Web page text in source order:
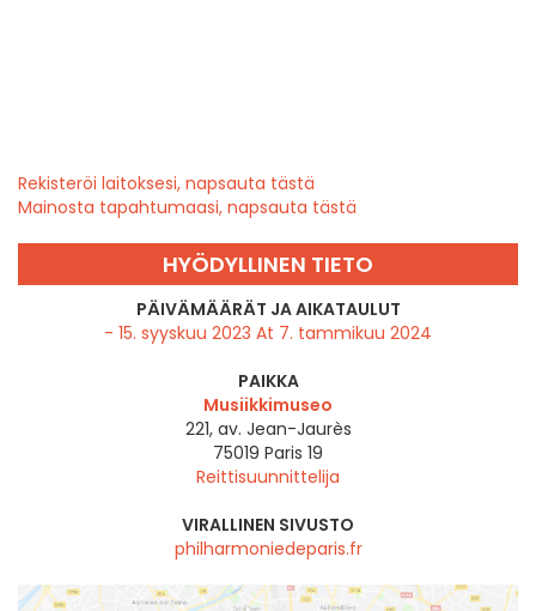
Rekisteröi laitoksesi, napsauta tästä
Mainosta tapahtumaasi, napsauta tästä
HYÖDYLLINEN TIETO
PÄIVÄMÄÄRÄT JA AIKATAULUT
- 15. syyskuu 2023 At 7. tammikuu 2024
PAIKKA
Musiikkimuseo
221, av. Jean-Jaurès
75019 Paris 19
Reittisuunnittelija
VIRALLINEN SIVUSTO
philharmoniedeparis.fr